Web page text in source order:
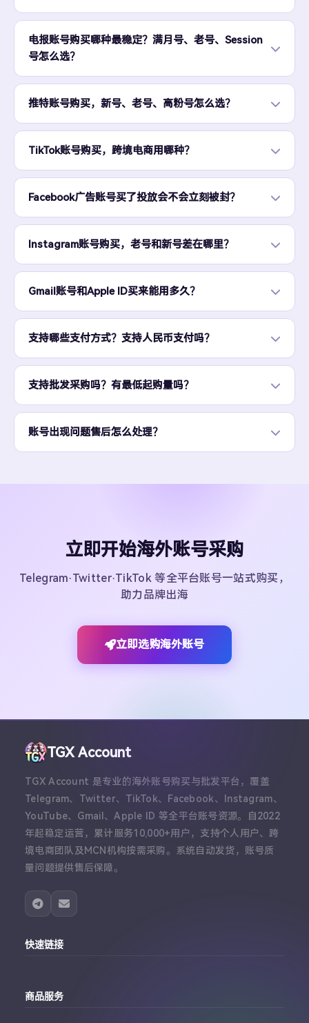
电报账号购买哪种最稳定？满月号、老号、Session
号怎么选？
推特账号购买，新号、老号、高粉号怎么选？
TikTok账号购买，跨境电商用哪种？
Facebook广告账号买了投放会不会立刻被封？
Instagram账号购买，老号和新号差在哪里？
Gmail账号和Apple ID买来能用多久？
支持哪些支付方式？支持人民币支付吗？
支持批发采购吗？有最低起购量吗？
账号出现问题售后怎么处理？
立即开始海外账号采购
Telegram·Twitter·TikTok 等全平台账号一站式购买，
助力品牌出海
立即选购海外账号
TGX Account
TGX Account 是专业的海外账号购买与批发平台，覆盖
Telegram、Twitter、TikTok、Facebook、Instagram、
YouTube、Gmail、Apple ID 等全平台账号资源。自2022
年起稳定运营，累计服务10,000+用户，支持个人用户、跨
境电商团队及MCN机构按需采购。系统自动发货，账号质
量问题提供售后保障。
快速链接
商品服务